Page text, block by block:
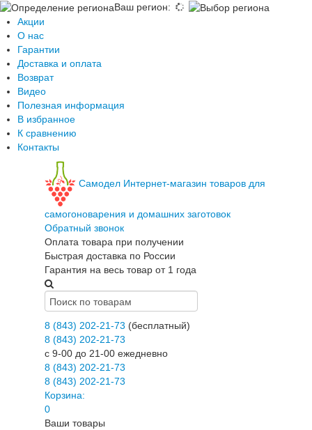
Ваш регион:
Акции
О нас
Гарантии
Доставка и оплата
Возврат
Видео
Полезная информация
В избранное
К сравнению
Контакты
Самодел Интернет-магазин товаров для
самогоноварения и домашних заготовок
Обратный звонок
Оплата товара при получении
Быстрая доставка по России
Гарантия на весь товар от 1 года
8 (843) 202-21-73 (бесплатный)
8 (843) 202-21-73
c 9-00 до 21-00 ежедневно
8 (843) 202-21-73
8 (843) 202-21-73
Корзина:
0
Ваши товары